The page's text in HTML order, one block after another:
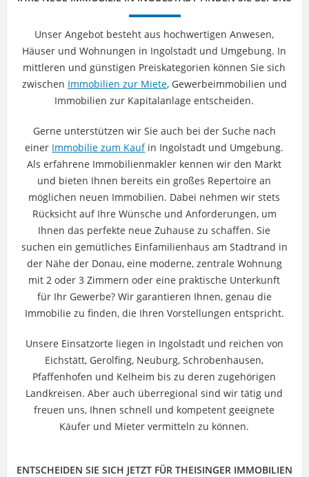
Unser Angebot besteht aus hochwertigen Anwesen,
Häuser und Wohnungen in Ingolstadt und Umgebung. In
mittleren und günstigen Preiskategorien können Sie sich
zwischen Immobilien zur Miete, Gewerbeimmobilien und
Immobilien zur Kapitalanlage entscheiden.
Gerne unterstützen wir Sie auch bei der Suche nach
einer Immobilie zum Kaufin Ingolstadt und Umgebung.
Als erfahrene Immobilienmakler kennen wir den Markt
und bieten Ihnen bereits ein großes Repertoire an
möglichen neuen Immobilien. Dabei nehmen wir stets
Rücksicht auf Ihre Wünsche und Anforderungen, um
Ihnen das perfekte neue Zuhause zu schaffen. Sie
suchen ein gemütliches Einfamilienhaus am Stadtrand in
der Nähe der Donau, eine moderne, zentrale Wohnung
mit 2 oder 3 Zimmern oder eine praktische Unterkunft
für Ihr Gewerbe? Wir garantieren Ihnen, genau die
Immobilie zu finden, die Ihren Vorstellungen entspricht.
Unsere Einsatzorte liegen in Ingolstadt und reichen von
Eichstätt, Gerolfing, Neuburg, Schrobenhausen,
Pfaffenhofen und Kelheim bis zu deren zugehörigen
Landkreisen. Aber auch überregional sind wir tätig und
freuen uns, Ihnen schnell und kompetent geeignete
Käufer und Mieter vermitteln zu können.
ENTSCHEIDEN SIE SICH JETZT FÜR THEISINGER IMMOBILIEN